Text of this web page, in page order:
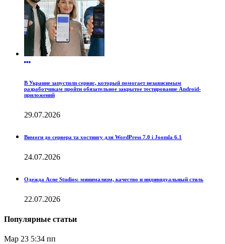
В Украине запустили сервис, который помогает независимым
разработчикам пройти обязательное закрытое тестирование Android-
приложений
29.07.2026
Вимоги до сервера та хостингу для WordPress 7.0 і Joomla 6.1
24.07.2026
Одежда Acne Studios: минимализм, качество и индивидуальный стиль
22.07.2026
Популярные статьи
Мар 23 5:34 пп